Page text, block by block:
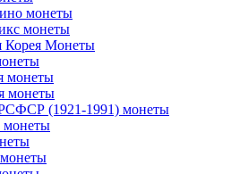
монеты
монеты
Корея Монеты
монеты
монеты
(1921-1991) монеты